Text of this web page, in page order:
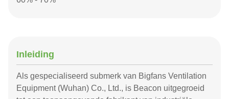
Inleiding
Als gespecialiseerd submerk van Bigfans Ventilation
Equipment (Wuhan) Co., Ltd., is Beacon uitgegroeid